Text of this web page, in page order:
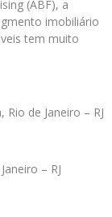
(ABF), a
imobiliário
tem muito
de Janeiro – RJ
– RJ